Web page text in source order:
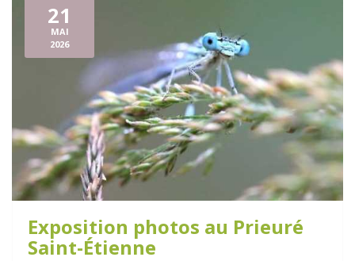
21
MAI
2026
Exposition photos au Prieuré
Saint-Étienne